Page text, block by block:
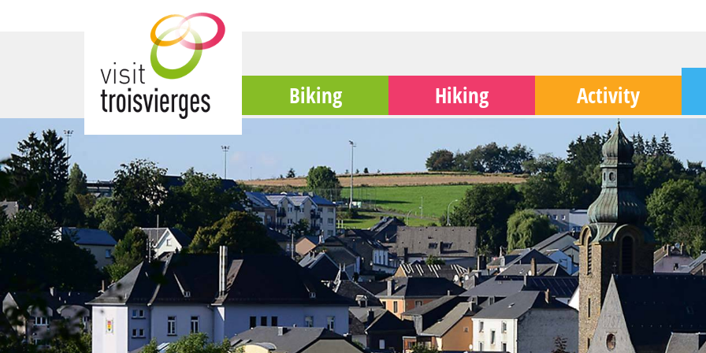
Biking Hiking Activity